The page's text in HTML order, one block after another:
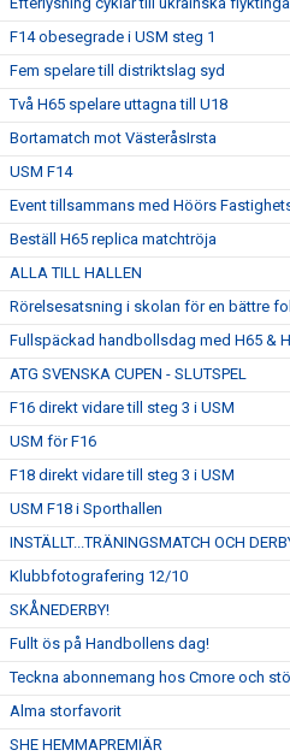
F14 obesegrade i USM steg 1
Fem spelare till distriktslag syd
Två H65 spelare uttagna till U18
Bortamatch mot VästeråsIrsta
USM F14
Event tillsammans med Höörs
Beställ H65 replica matchtröja
ALLA TILL HALLEN
Rörelsesatsning i skolan för en bättre
Fullspäckad handbollsdag med H65 &
ATG SVENSKA CUPEN - SLUTSPEL
F16 direkt vidare till steg 3 i USM
USM för F16
F18 direkt vidare till steg 3 i USM
USM F18 i Sporthallen
INSTÄLLT...TRÄNINGSMATCH OCH
Klubbfotografering 12/10
SKÅNEDERBY!
Fullt ös på Handbollens dag!
Teckna abonnemang hos Cmore och
Alma storfavorit
SHE HEMMAPREMIÄR